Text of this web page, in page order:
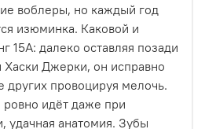
воблеры, но каждый год
изюминка. Каковой и
15А: далеко оставляя позади
Джерки, он исправно
провоцируя мелочь.
ровно идёт даже при
удачная анатомия. Зубы